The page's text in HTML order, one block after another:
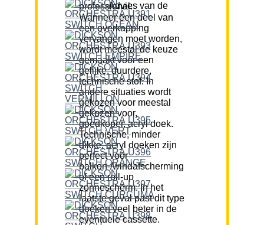
Advies van de professional:
Wanneer een deel van
een overkapping
vervangen moet worden,
wordt meestal de keuze
gemaakt voor een
gelijke, duurdere,
technische stof. In
andere situaties wordt
gekozen voor meestal
gekozen voor,
goedkoper, acryl doek.
Technische, minder
dikke, acryl doeken zijn
perfect voor
balkon-/windafscherming
of een roll-up
zonnescherm. In het
laatste geval past dit type
doeken veel beter in de
eventuele cassette.